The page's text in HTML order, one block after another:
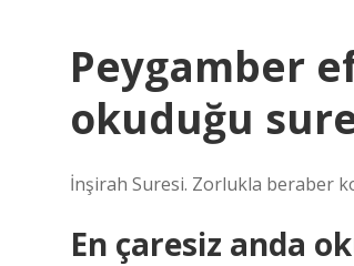
Peygamber
okuduğu
İnşirah Suresi. Zorlukla beraber
En çaresiz anda